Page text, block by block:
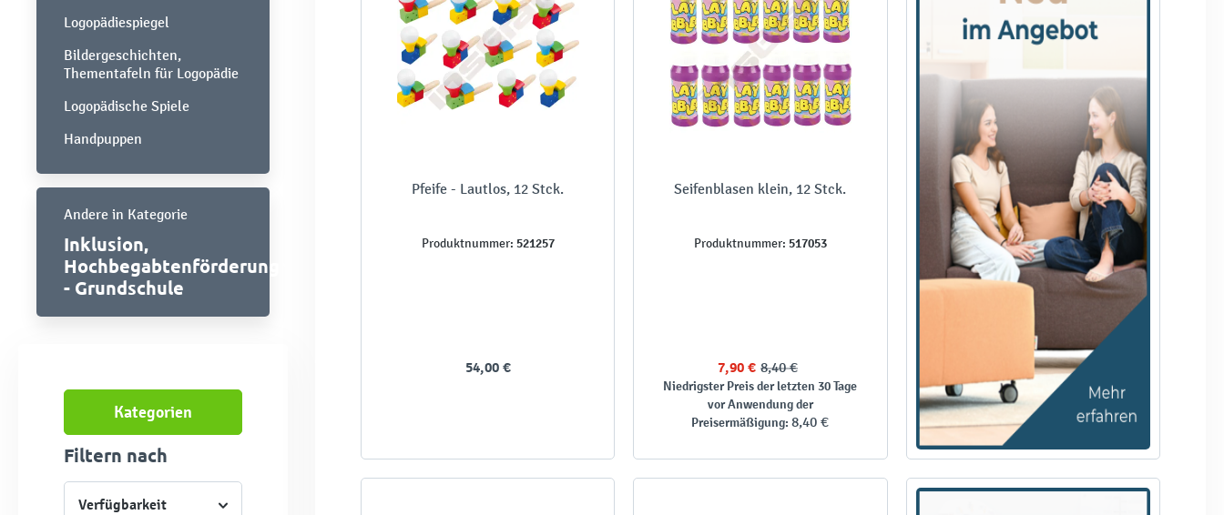
Logopädiespiegel
Bildergeschichten,
Thementafeln für Logopädie
Logopädische Spiele
Handpuppen
Andere in Kategorie
Inklusion,
Hochbegabtenförderung
- Grundschule
Kategorien
Filtern nach
Verfügbarkeit
Pfeife - Lautlos, 12 Stck.
Produktnummer: 521257
54,00 €
Seifenblasen klein, 12 Stck.
Produktnummer: 517053
7,90 € 8,40 €
Niedrigster Preis der letzten 30 Tage
vor Anwendung der
Preisermäßigung:8,40 €